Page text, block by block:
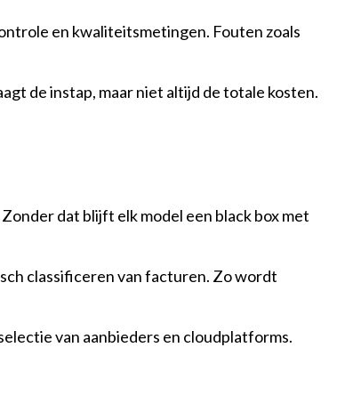
en kwaliteitsmetingen. Fouten zoals
de instap, maar niet altijd de totale kosten.
dat blijft elk model een black box met
classificeren van facturen. Zo wordt
van aanbieders en cloudplatforms.